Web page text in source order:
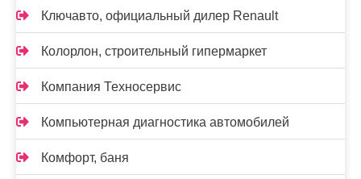
Ключавто, официальный дилер Renault
Колорлон, строительный гипермаркет
Компания Техносервис
Компьютерная диагностика автомобилей
Комфорт, баня